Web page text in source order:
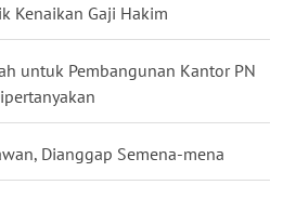
Kenaikan Gaji Hakim
untuk Pembangunan Kantor PN
Dianggap Semena-mena